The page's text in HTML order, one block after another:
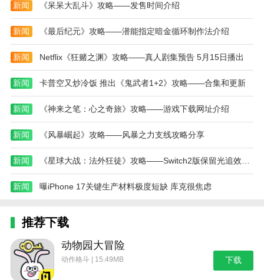
5、点击右上角添加人物。
6、点击加号创建人物。
7、然后你就可以开始创建自己的原创人物了。
8、创建好之后点击左上角的勾就可以保存人物装
扮了，后面玩家们可以去解锁更多的装扮来打扮游戏中
的角色。
本站为您提供史莱姆公主：偶像人生 最新版的 手
机游戏 ，欢迎大家记住本站网址，本站是您下载安卓
手游app最好的网站！
版无限金币下载) 模拟冒险角色游戏攻略(冒险世界手游人物攻略)
新闻 《呆呆大乱斗》攻略——发售时间介绍
新闻 《最后纪元》攻略——潜能指定暗金循环制作法介绍
新闻 Netflix《狂赌之渊》攻略——真人剧集预告 5月15日播出
新闻 卡普空又炒冷饭 推出《鬼武者1+2》攻略——合集和更新
新闻 《神来之笔：心之奇旅》攻略——游戏下载网址介绍
新闻 《风暴崛起》攻略——风暴之力支线攻略分享
新闻
新闻 曝iPhone 17关键生产材料极度短缺 库克很焦虑
推荐下载
动物园大冒险
动作格斗 | 15.49MB 下载